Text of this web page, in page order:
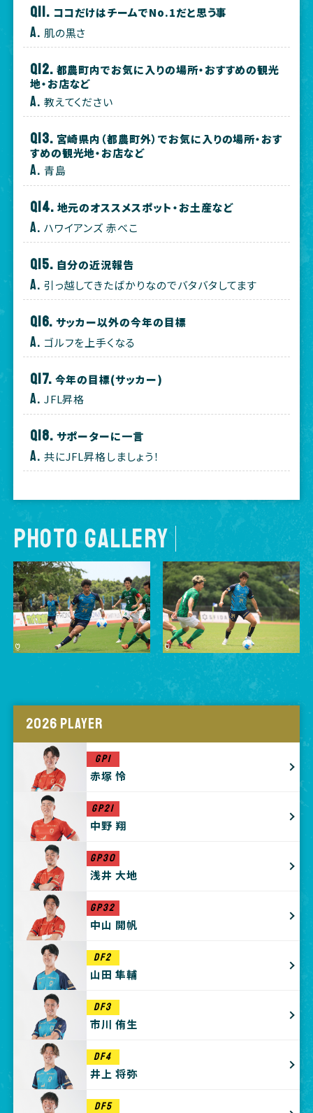
ココだけはチームでNo.1だと思う事
肌の黒さ
都農町内でお気に入りの場所・おすすめの観光
地・お店など
教えてください
宮崎県内（都農町外）でお気に入りの場所・おす
すめの観光地・お店など
青島
地元のオススメスポット・お土産など
ハワイアンズ 赤べこ
自分の近況報告
引っ越してきたばかりなのでバタバタしてます
サッカー以外の今年の目標
ゴルフを上手くなる
今年の目標(サッカー)
JFL昇格
サポーターに一言
共にJFL昇格しましょう！
PHOTO GALLERY
2026 PLAYER
GP1
赤塚 怜
GP21
中野 翔
GP30
浅井 大地
GP32
中山 開帆
DF2
山田 隼輔
DF3
市川 侑生
DF4
井上 将弥
DF5